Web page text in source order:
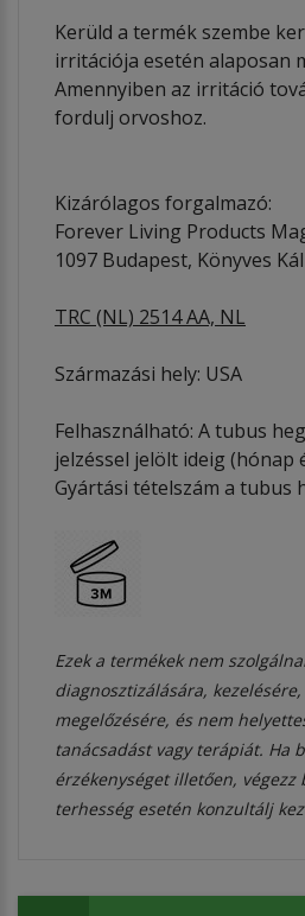
Kerüld a termék szembe
irritációja esetén alaposan
Amennyiben az irritáció
fordulj orvoshoz.
Kizárólagos forgalmazó:
Forever Living Products
1097 Budapest, Könyves
TRC (NL) 2514 AA, NL
Származási hely: USA
Felhasználható: A tubus
jelzéssel jelölt ideig (hónap
Gyártási tételszám a tubus
Ezek a termékek nem
diagnosztizálására,
megelőzésére, és nem
tanácsadást vagy terápiát. Ha
érzékenységet illetően, végezz
terhesség esetén konzultálj